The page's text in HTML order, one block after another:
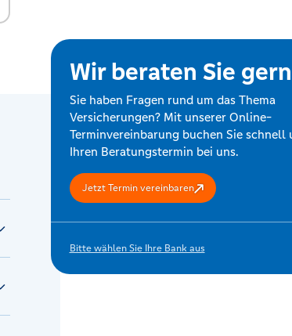
Wir beraten Sie gern
Sie haben Fragen rund um das Thema
Versicherungen? Mit unserer Online-
Terminvereinbarung buchen Sie schnell
Ihren Beratungstermin bei uns.
Jetzt Termin vereinbaren
Bitte wählen Sie Ihre Bank aus